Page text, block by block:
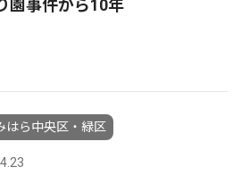
園事件から10年
はら中央区・緑区